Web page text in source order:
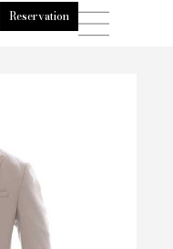
Reservation